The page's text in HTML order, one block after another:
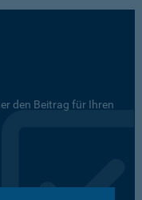
den Beitrag für Ihren